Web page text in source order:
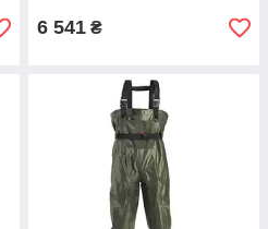
6 541 ₴